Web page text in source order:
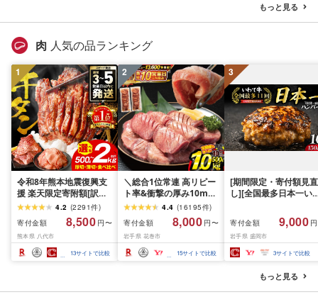
もっと見る
肉 人気の品ランキング
1
令和8年熊本地震復興支
援 楽天限定寄附額[訳あ
り]牛タン 500g〜2kg 肉
牛肉 訳あり 牛タン 冷凍
小分け 厚切り 薄切り 食
べ比べ 500g 1kg 1.5kg
2kg 牛 人気 ビーフ 牛た
ん ふるさと納税 ランキ
4.2 (2291件)
寄付金額
8,500 円〜
熊本県 八代市
13サイトで比較
2
＼総合1位常連 高リピー
ト率&衝撃の厚み10mm
厚切り牛タン 塩味/ ≪ス
ピード発送!!10営業日以
内発送≫ 選べる内容量
500g / 1kg 定期便 毎月
届く 牛肉 肉 BBQ ふるさ
と 人気 ランキング 岩手
4.4 (16195件)
寄付金額
8,000 円〜
岩手県 花巻市
15サイトで比較
3
[期間限定・寄付額見直
し][全国最多日本一い
1.5kg(150g×10個) い
て牛 × 岩中豚 ハンバー
グ 合挽き 合い挽き 黒
和牛 人気 冷凍 個包装
分け 冷凍 牛肉 豚肉 和
ビーフ ポーク はんば
ぐ 挽肉 お肉 ミンチ 肉
お弁当 hannba-gu ラ
寄付金額 9,000
岩手県 盛岡市
3サイトで比較
もっと見る